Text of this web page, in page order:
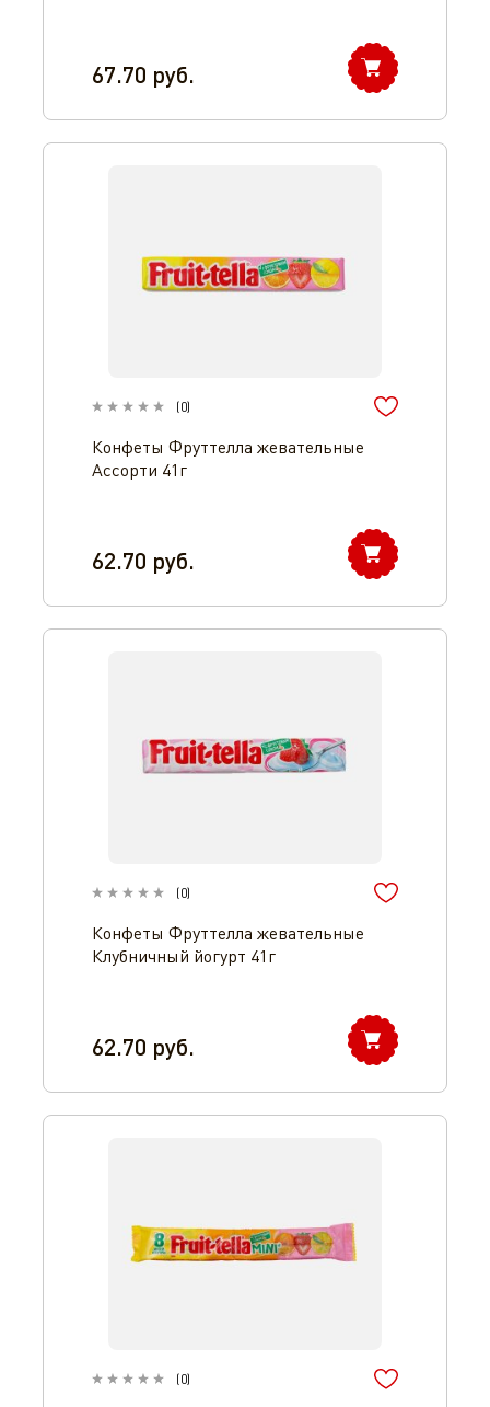
67.70 руб.
(0)
Конфеты Фруттелла жевательные
Ассорти 41г
62.70 руб.
(0)
Конфеты Фруттелла жевательные
Клубничный йогурт 41г
62.70 руб.
(0)